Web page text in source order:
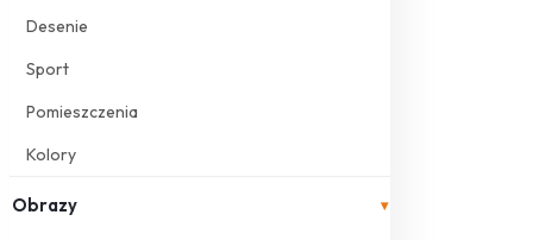
Desenie
Sport
Pomieszczenia
Kolory
Obrazy ▾